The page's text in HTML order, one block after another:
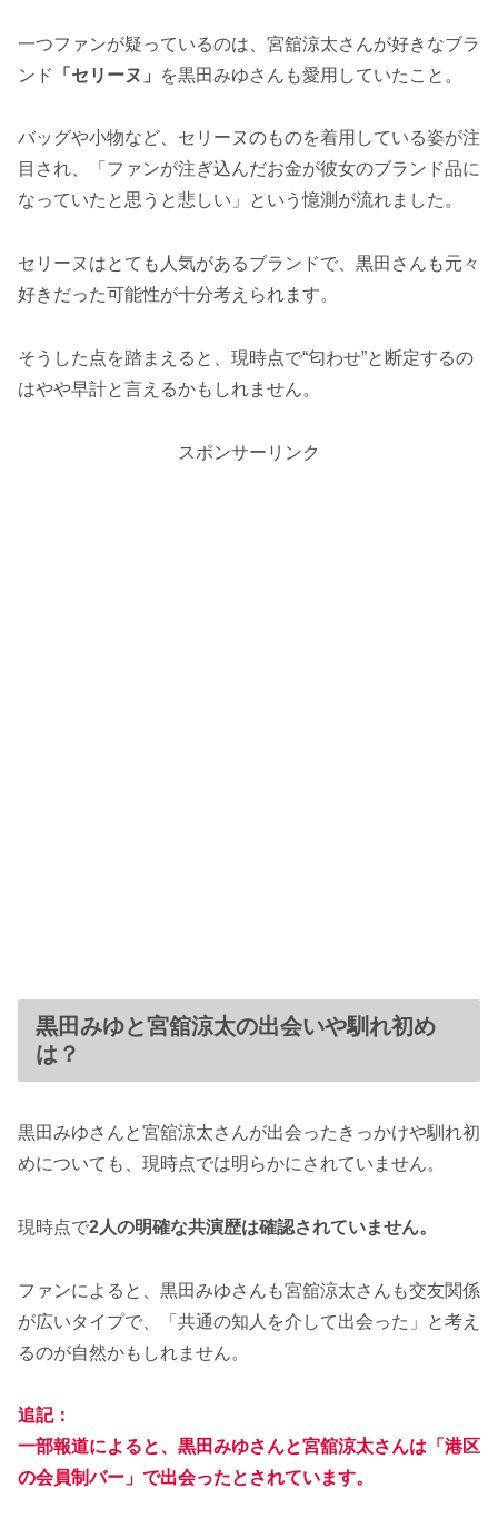
一つファンが疑っているのは、宮舘涼太さんが好きなブラ
ンド
「セリーヌ」 を黒田みゆさんも愛用していたこと。
バッグや小物など、セリーヌのものを着用している姿が注
目され、「ファンが注ぎ込んだお金が彼女のブランド品に
なっていたと思うと悲しい」という憶測が流れました。
セリーヌはとても人気があるブランドで、黒田さんも元々
好きだった可能性が十分考えられます。
そうした点を踏まえると、現時点で“匂わせ”と断定するの
はやや早計と言えるかもしれません。
スポンサーリンク
黒田みゆと宮舘涼太の出会いや馴れ初め
は？
黒田みゆさんと宮舘涼太さんが出会ったきっかけや馴れ初
めについても、現時点では明らかにされていません。
現時点で2人の明確な共演歴は確認されていません。
ファンによると、黒田みゆさんも宮舘涼太さんも交友関係
が広いタイプで、「共通の知人を介して出会った」と考え
るのが自然かもしれません。
追記：
一部報道によると、黒田みゆさんと宮舘涼太さんは「港区
の会員制バー」で出会ったとされています。